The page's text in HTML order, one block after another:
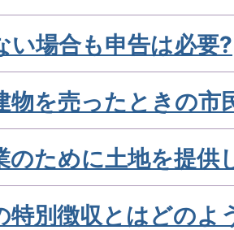
い場合も申告は必要?
物を売ったときの市
のために土地を提供
特別徴収とはどのよ